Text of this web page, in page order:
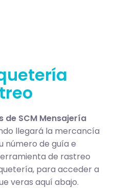
SCM Mensajería
llegará la mercancía
número de guía e
de rastreo
para acceder a
veras aquí abajo.